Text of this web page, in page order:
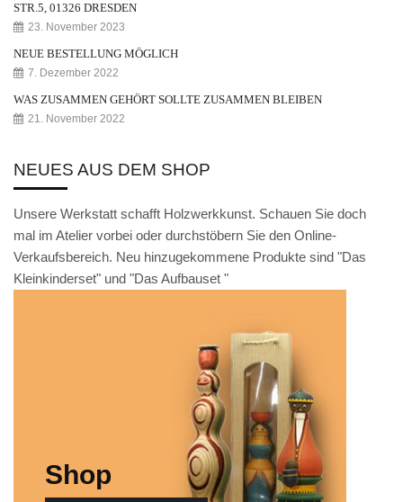
Mein Konto
KONTAKT
IMPRESSUM
STR.5, 01326 DRESDEN
23. November 2023
NEUE BESTELLUNG MÖGLICH
7. Dezember 2022
WAS ZUSAMMEN GEHÖRT SOLLTE ZUSAMMEN BLEIBEN
21. November 2022
NEUES AUS DEM SHOP
Unsere Werkstatt schafft Holzwerkkunst. Schauen Sie doch
mal im Atelier vorbei oder durchstöbern Sie den Online-
Verkaufsbereich. Neu hinzugekommene Produkte sind "Das
Kleinkinderset" und "Das Aufbauset "
Shop